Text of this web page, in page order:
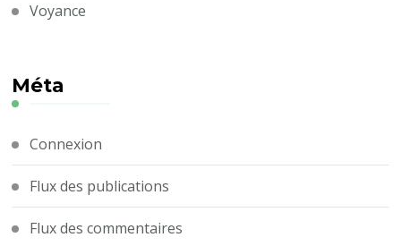
Voyance
Méta
Connexion
Flux des publications
Flux des commentaires